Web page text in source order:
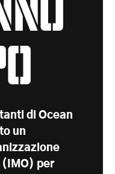
di Ocean
un
per